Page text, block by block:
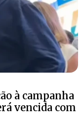
à campanha
vencida com